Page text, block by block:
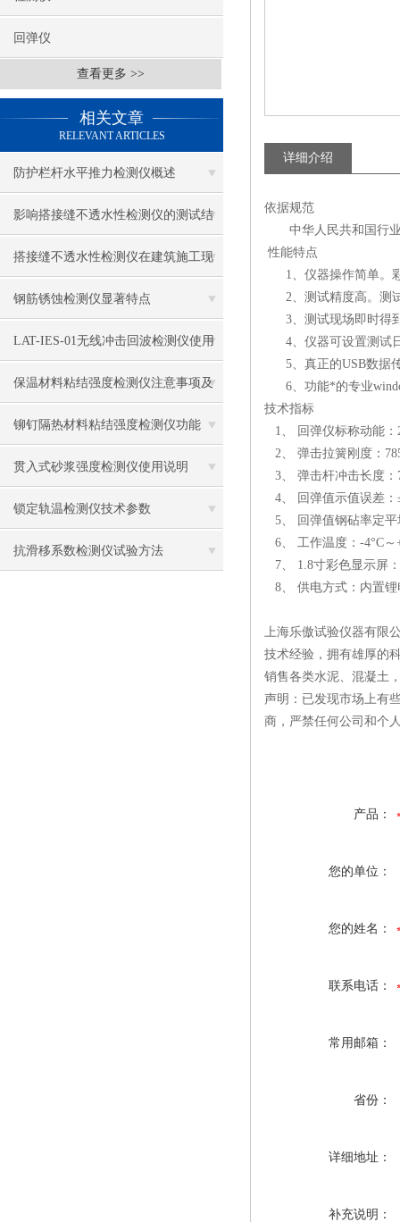
回弹仪
查看更多 >>
相关文章
RELEVANT ARTICLES
防护栏杆水平推力检测仪概述
影响搭接缝不透水性检测仪的测试结
果的因素有哪些？
搭接缝不透水性检测仪在建筑施工现
场中的应用
钢筋锈蚀检测仪显著特点
LAT-IES-01无线冲击回波检测仪使用
操作方法
保温材料粘结强度检测仪注意事项及
保养
铆钉隔热材料粘结强度检测仪功能
贯入式砂浆强度检测仪使用说明
锁定轨温检测仪技术参数
抗滑移系数检测仪试验方法
详细介绍
依据规范
中华人民共和国行业
性能特点
1、仪器操作简单。彩
2、测试精度高。测
3、测试现场即时得到
4、仪器可设置测试日
5、真正的USB数据传
6、功能*的专业
技术指标
1、 回弹仪标称动
2、 弹击拉簧刚度：
3、 弹击杆冲击长度
4、 回弹值示值误差：
5、 回弹值钢砧率定
6、 工作温度：-4°C～
7、 1.8寸彩色显示屏
8、 供电方式：内置
上海乐傲试验仪器有限
技术经验，拥有雄厚的
销售各类水泥、混凝土
声明：已发现市场上有
商，严禁任何公司和个
产品：
您的单位：
您的姓名：
联系电话：
常用邮箱：
省份：
详细地址：
补充说明：